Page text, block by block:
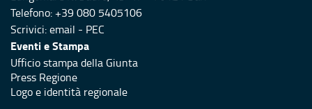
Telefono: +39 080 5405106
Scrivici:email - PEC
Eventi e Stampa
Ufficio stampa della Giunta
Press Regione
Logo e identità regionale